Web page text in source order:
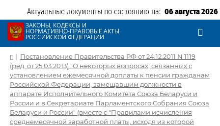
Актуальные документы по состоянию на: 06 августа 2026
ЗАКОНЫ, КОДЕКСЫ И
НОРМАТИВНО-ПРАВОВЫЕ АКТЫ
РОССИЙСКОЙ ФЕДЕРАЦИИ
| Постановление Правительства РФ от 24.12.2011 N 1119
(ред. от 25.03.2013) "О некоторых вопросах, связанных с
установлением ежемесячной доплаты к пенсии гражданам
Российской Федерации, замещавшим должности в
аппарате Исполнительного Комитета Союза Беларуси и
России и в Секретариате Парламентского Собрания Союза
Беларуси и России" (вместе с "Правилами исчисления
среднемесячной заработной платы, исходя из которой